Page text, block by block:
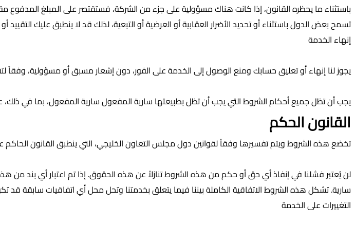
باستثناء ما يحظره القانون، إذا كانت هناك مسؤولية على جزء من الشركة، فستقتصر على المبلغ
تسمح بعض الدول باستثناء أو تحديد الأضرار العقابية أو العرضية أو التبعية، لذلك قد لا ينطبق عليك التقييد
إنهاء الخدمة
يجوز لنا إنهاء أو تعليق حسابك ومنع الوصول إلى الخدمة على الفور، دون إشعار مسبق أو مسؤولية،
يجب أن تظل جميع أحكام الشروط التي يجب أن تظل بطبيعتها سارية المفعول سارية المفعول، بما في
القانون الحكم
تخضع هذه الشروط ويتم تفسيرها وفقاً لقوانين دول مجلس التعاون الخليجي، التي ينطبق القانون الحاكم
لن يُعتبر فشلنا في إنفاذ أي حق أو حكم من هذه الشروط تنازلاً عن هذه الحقوق. إذا تم اعتبار أي بند
سارية. تشكل هذه الشروط الاتفاقية الكاملة بيننا فيما يتعلق بخدمتنا وتحل محل أي اتفاقيات سابقة قد
التغييرات على الخدمة